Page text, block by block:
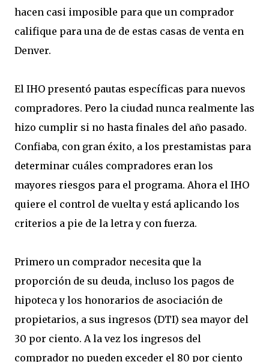
hacen casi imposible para que un comprador
califique para una de de estas casas de venta en
Denver.
El IHO presentó pautas específicas para nuevos
compradores. Pero la ciudad nunca realmente las
hizo cumplir si no hasta finales del año pasado.
Confiaba, con gran éxito, a los prestamistas para
determinar cuáles compradores eran los
mayores riesgos para el programa. Ahora el IHO
quiere el control de vuelta y está aplicando los
criterios a pie de la letra y con fuerza.
Primero un comprador necesita que la
proporción de su deuda, incluso los pagos de
hipoteca y los honorarios de asociación de
propietarios, a sus ingresos (DTI) sea mayor del
30 por ciento. A la vez los ingresos del
comprador no pueden exceder el 80 por ciento